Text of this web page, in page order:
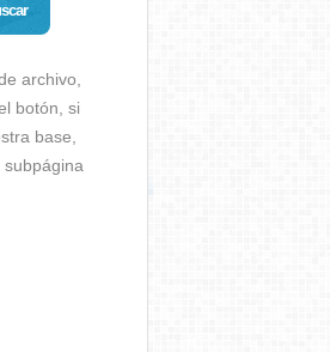
archivo,
botón, si
base,